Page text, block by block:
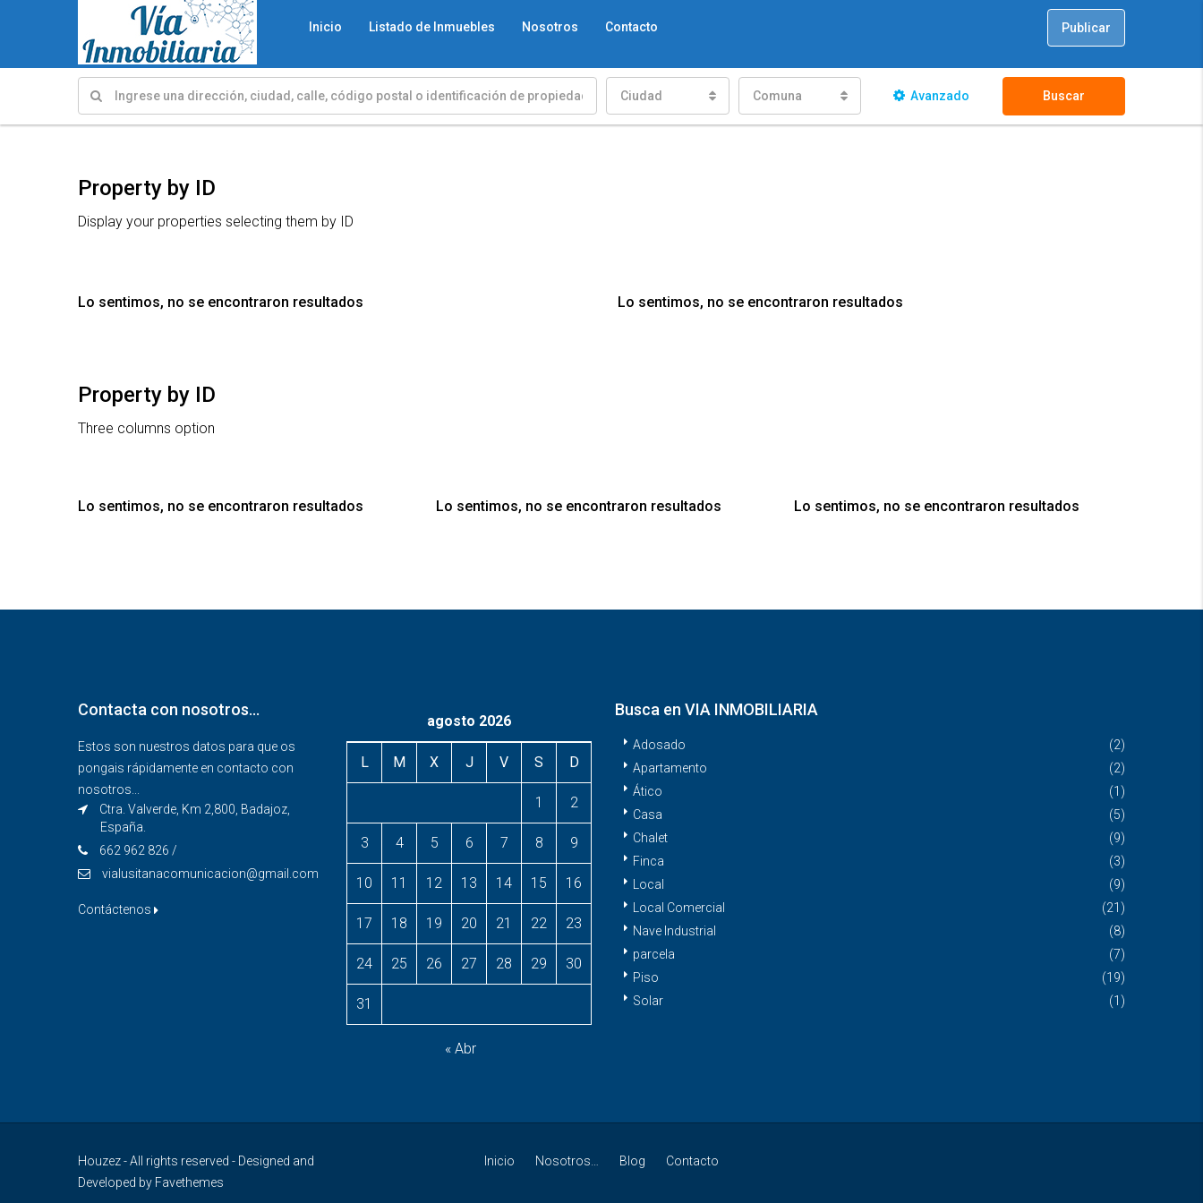
Inicio Listado de Inmuebles Nosotros Contacto Publicar
Ciudad Comuna Avanzado Buscar
Property by ID
Display your properties selecting them by ID
Lo sentimos, no se encontraron resultados Lo sentimos, no se encontraron resultados
Property by ID
Three columns option
Lo sentimos, no se encontraron resultados Lo sentimos, no se encontraron resultados Lo sentimos, no se encontraron resultados
Contacta con nosotros…
Estos son nuestros datos para que os
pongais rápidamente en contacto con
nosotros...
Ctra. Valverde, Km 2,800, Badajoz,
España.
662 962 826 /
vialusitanacomunicacion@gmail.com
Contáctenos
agosto 2026
L M X J V S D
1 2
3 4 5 6 7 8 9
10 11 12 13 14 15 16
17 18 19 20 21 22 23
24 25 26 27 28 29 30
31
« Abr
Busca en VIA INMOBILIARIA
Adosado
(2)
Apartamento
(2)
Ático
(1)
Casa
(5)
Chalet
(9)
Finca
(3)
Local
(9)
Local Comercial
(21)
Nave Industrial
(8)
parcela
(7)
Piso
(19)
Solar
(1)
Houzez - All rights reserved - Designed and
Developed by Favethemes
Inicio Nosotros… Blog Contacto